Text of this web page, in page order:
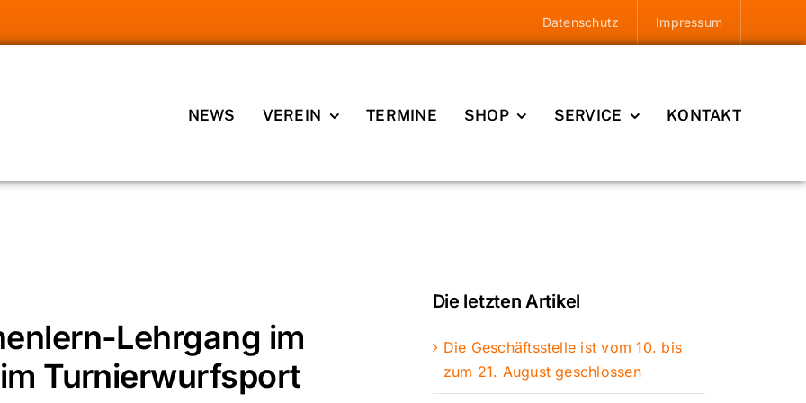
Datenschutz Impressum
NEWS VEREIN TERMINE SHOP SERVICE KONTAKT
Lehrgang im
Turnierwurfsport
Die letzten Artikel
Die Geschäftsstelle ist vom 10. bis
zum 21. August geschlossen